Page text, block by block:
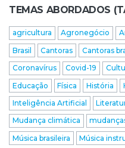
TEMAS ABORDADOS
agricultura Agronegócio
Brasil
Cantoras Cantoras
Coronavírus
Covid-19
Educação
Física História
Inteligência Artificial
Mudança climática
Música brasileira
Música